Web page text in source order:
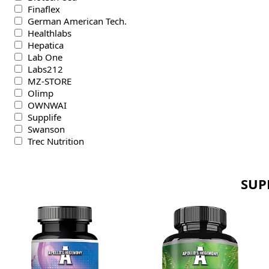
Finaflex
German American Tech.
Healthlabs
Hepatica
Lab One
Labs212
MZ-STORE
Olimp
OWNWAI
Supplife
Swanson
Trec Nutrition